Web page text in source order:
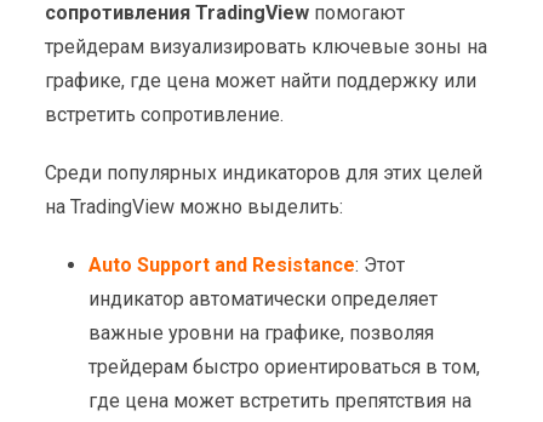
сопротивления TradingView помогают
трейдерам визуализировать ключевые зоны на
графике, где цена может найти поддержку или
встретить сопротивление.
Среди популярных индикаторов для этих целей
на TradingView можно выделить:
Auto Support and Resistance: Этот
индикатор автоматически определяет
важные уровни на графике, позволяя
трейдерам быстро ориентироваться в том,
где цена может встретить препятствия на